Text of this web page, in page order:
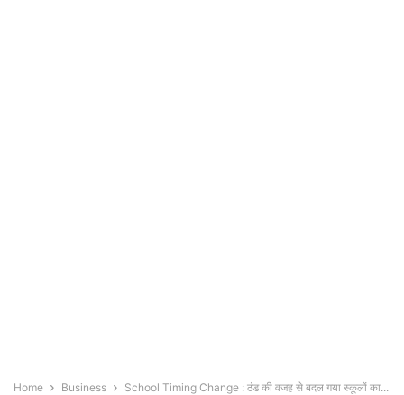
Home Business School Timing Change : ठंड की वजह से बदल गया स्कूलों का...